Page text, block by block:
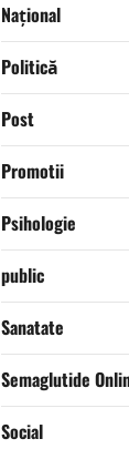
Național
Politică
Post
Promotii
Psihologie
public
Sanatate
Semaglutide
Social